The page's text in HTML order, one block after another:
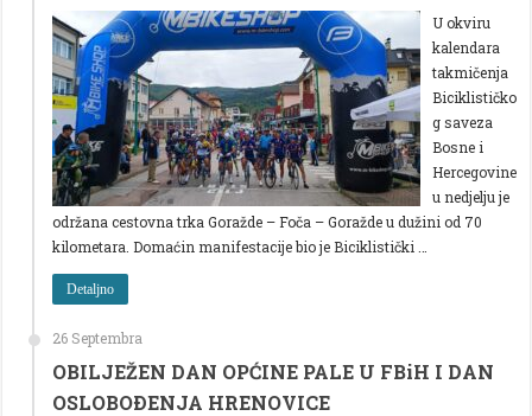
U okviru
kalendara
takmičenja
Biciklističko
g saveza
Bosne i
Hercegovine
u nedjelju je
održana cestovna trka Goražde – Foča – Goražde u dužini od 70
kilometara. Domaćin manifestacije bio je Biciklistički …
Detaljno
26 Septembra
OBILJEŽEN DAN OPĆINE PALE U FBiH I DAN
OSLOBOÐENJA HRENOVICE